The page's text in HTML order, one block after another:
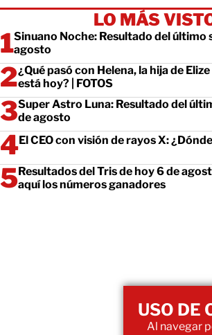
LO MÁS
Sinuano Noche: Resultado del último
agosto
¿Qué pasó con Helena, la hija de
está hoy? | FOTOS
Super Astro Luna: Resultado del
de agosto
El CEO con visión de rayos X:
Resultados del Tris de hoy 6 de
aquí los números ganadores
USO DE
Al navegar